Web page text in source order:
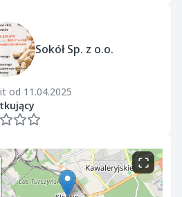
Sokół Sp. z o.o.
od 11.04.2025